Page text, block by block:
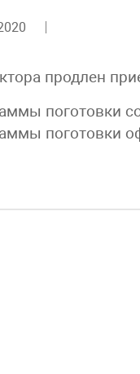
продлен
поготовки
поготовки